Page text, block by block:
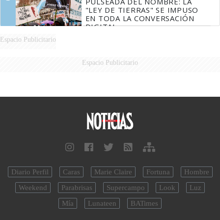
"LEY DE TIERRAS" SE IMPUSO
EN TODA LA CONVERSACIÓN
DIGITAL
Espacio Publicitario
Espacio Publicitario
Diario Perfil Caras Marie Claire Fortuna
Hombre
Weekend
Parabrisas Supercampo Look
Luz
Mía
Lunateen BATimes